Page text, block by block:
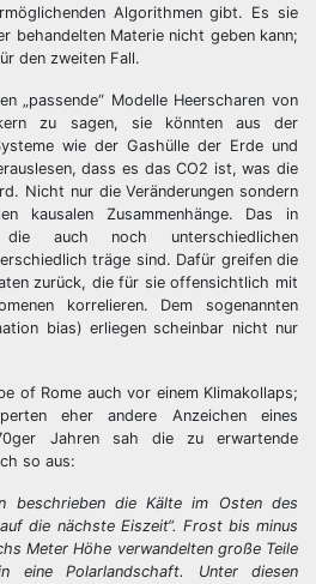
Algorithmen gibt. Es sie
behandelten Materie nicht geben kann;
den zweiten Fall.
„passende“ Modelle Heerscharen von
zu sagen, sie könnten aus der
wie der Gashülle der Erde und
dass es das CO2 ist, was die
Nicht nur die Veränderungen sondern
kausalen Zusammenhänge. Das in
die auch noch unterschiedlichen
träge sind. Dafür greifen die
zurück, die für sie offensichtlich mit
korrelieren. Dem sogenannten
bias) erliegen scheinbar nicht nur
of Rome auch vor einem Klimakollaps;
eher andere Anzeichen eines
Jahren sah die zu erwartende
so aus:
beschrieben die Kälte im Osten des
die nächste Eiszeit“. Frost bis minus
Meter Höhe verwandelten große Teile
eine Polarlandschaft. Unter diesen